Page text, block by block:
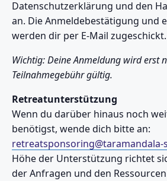
Datenschutzerklärung und den
an. Die Anmeldebestätigung und
werden dir per E-Mail zugeschickt.
Wichtig: Deine Anmeldung wird erst
Teilnahmegebühr gültig.
Retreatunterstützung
Wenn du darüber hinaus noch
benötigst, wende dich bitte an:
retreatsponsoring@taramandala-
Höhe der Unterstützung richtet
der Anfragen und den